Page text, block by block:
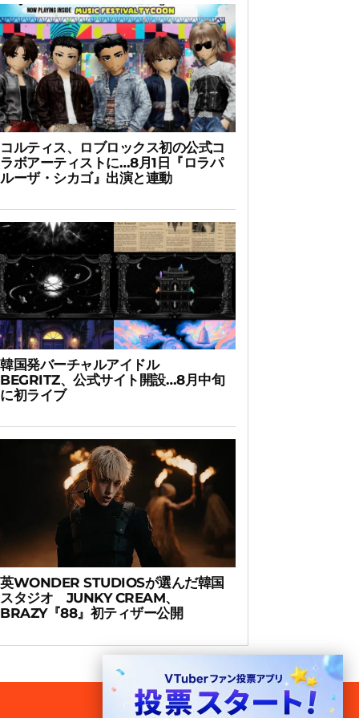
コルティス、ロブロックス初の公式コ
ラボアーティストに…8月1日『ロラパ
ルーザ・シカゴ』出演と連動
韓国発バーチャルアイドル
BEGRITZ、公式サイト開設…8月中旬
に初ライブ
英WONDER STUDIOSが選んだ韓国
スタジオ JUNKY CREAM、
BRAZY『88』初ティザー公開